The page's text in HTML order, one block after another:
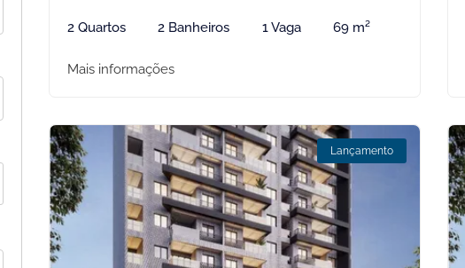
2 Quartos 2 Banheiros 1 Vaga 69 m²
Mais informações
Lançamento